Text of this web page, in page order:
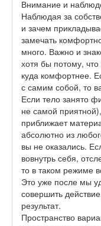
Внимание и
Наблюдая за
и зачем
замечать
много. Важно и
хотя бы потому,
куда комфортнее.
с самим собой, то
Если тело занято
не самой
приближает
абсолютно из
вы не оказались.
вовнутрь себя,
то в таком режиме
Это уже после мы
совершить
результат.
Пространство